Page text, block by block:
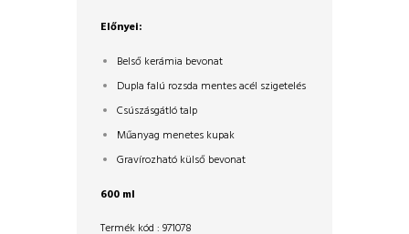
Előnyei:
Belső kerámia bevonat
Dupla falú rozsda mentes acél szigetelés
Csúszásgátló talp
Műanyag menetes kupak
Gravírozható külső bevonat
600 ml
Termék kód : 971078